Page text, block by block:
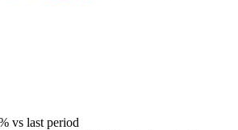
vs last period